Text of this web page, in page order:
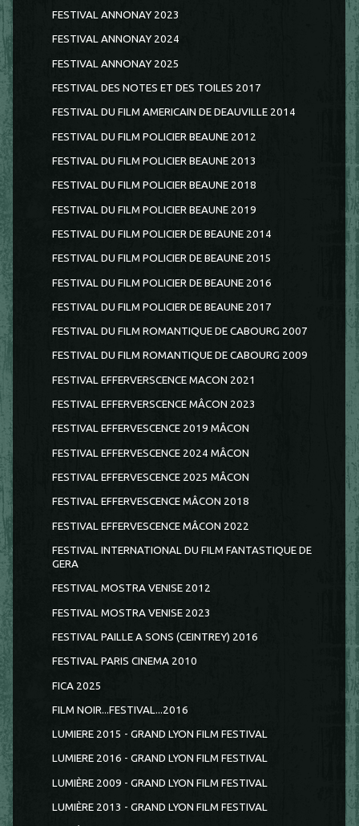
FESTIVAL ANNONAY 2023
FESTIVAL ANNONAY 2024
FESTIVAL ANNONAY 2025
FESTIVAL DES NOTES ET DES TOILES 2017
FESTIVAL DU FILM AMERICAIN DE DEAUVILLE 2014
FESTIVAL DU FILM POLICIER BEAUNE 2012
FESTIVAL DU FILM POLICIER BEAUNE 2013
FESTIVAL DU FILM POLICIER BEAUNE 2018
FESTIVAL DU FILM POLICIER BEAUNE 2019
FESTIVAL DU FILM POLICIER DE BEAUNE 2014
FESTIVAL DU FILM POLICIER DE BEAUNE 2015
FESTIVAL DU FILM POLICIER DE BEAUNE 2016
FESTIVAL DU FILM POLICIER DE BEAUNE 2017
FESTIVAL DU FILM ROMANTIQUE DE CABOURG 2007
FESTIVAL DU FILM ROMANTIQUE DE CABOURG 2009
FESTIVAL EFFERVERSCENCE MACON 2021
FESTIVAL EFFERVERSCENCE MÂCON 2023
FESTIVAL EFFERVESCENCE 2019 MÂCON
FESTIVAL EFFERVESCENCE 2024 MÂCON
FESTIVAL EFFERVESCENCE 2025 MÂCON
FESTIVAL EFFERVESCENCE MÂCON 2018
FESTIVAL EFFERVESCENCE MÂCON 2022
FESTIVAL INTERNATIONAL DU FILM FANTASTIQUE DE
GERA
FESTIVAL MOSTRA VENISE 2012
FESTIVAL MOSTRA VENISE 2023
FESTIVAL PAILLE A SONS (CEINTREY) 2016
FESTIVAL PARIS CINEMA 2010
FICA 2025
FILM NOIR...FESTIVAL...2016
LUMIERE 2015 - GRAND LYON FILM FESTIVAL
LUMIERE 2016 - GRAND LYON FILM FESTIVAL
LUMIÈRE 2009 - GRAND LYON FILM FESTIVAL
LUMIÈRE 2013 - GRAND LYON FILM FESTIVAL